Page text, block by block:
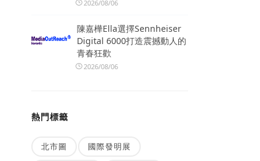
2026/08/06
陳嘉樺Ella選擇Sennheiser
Digital 6000打造震撼動人的
青春狂歡
2026/08/06
熱門標籤
北市圖 國際發明展